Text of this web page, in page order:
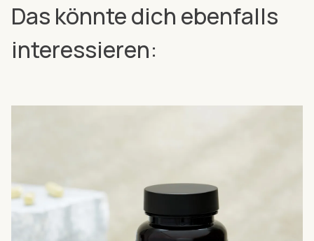
Das könnte dich ebenfalls
interessieren: